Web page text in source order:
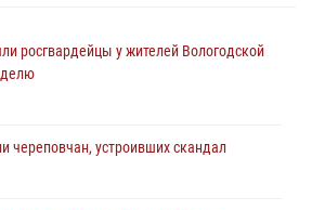
росгвардейцы у жителей Вологодской
череповчан, устроивших скандал